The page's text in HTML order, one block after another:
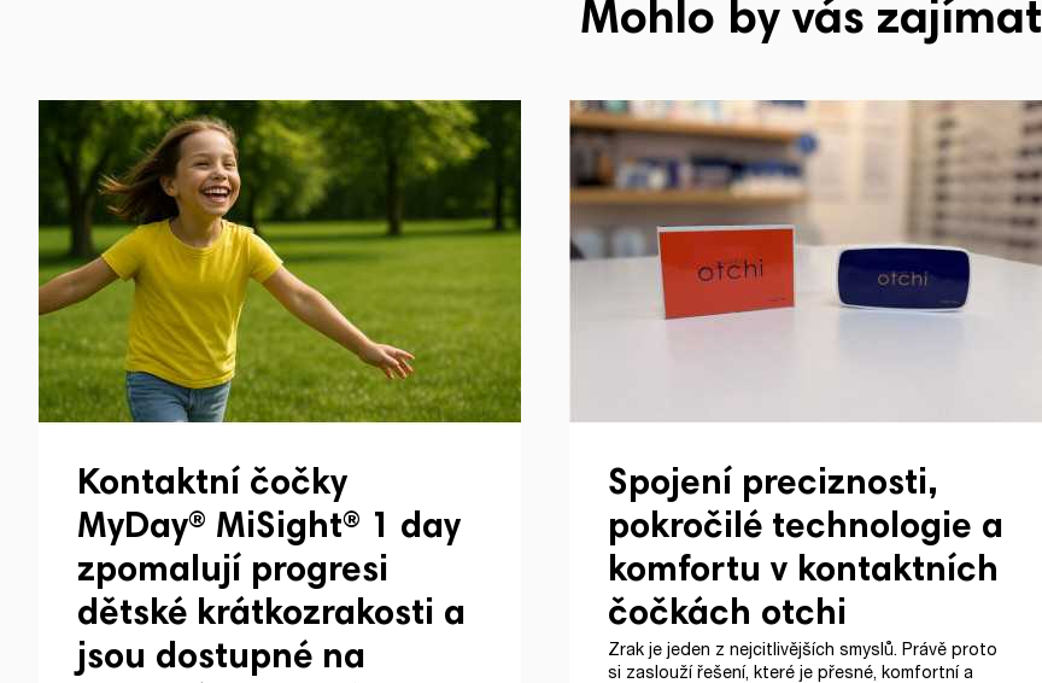
Mohlo by vás zajímat
Kontaktní čočky
MyDay® MiSight® 1 day
zpomalují progresi
dětské krátkozrakosti a
jsou dostupné na
Spojení preciznosti,
pokročilé technologie a
komfortu v kontaktních
čočkách otchi
Zrak je jeden z nejcitlivějších smyslů. Právě proto
si zaslouží řešení, které je přesné, komfortní a